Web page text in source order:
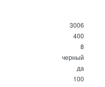
3006
400
8
черный
да
100